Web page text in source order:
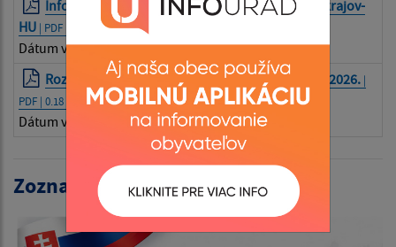
Informacia-Volby-do-organov-samospravnych-krajov-
HU | PDF | 0.2 Mb
Dátum vyvesenia:05.08.2026
Rozhodnutie č. 145/2026 Z. z. o vyhlásení volieb 2026. |
PDF | 0.18 Mb
Dátum vyvesenia: 25.06.2026
Zoznam volieb: